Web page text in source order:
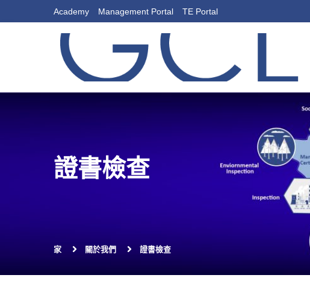
Academy Management Portal TE Portal
證書檢查
家 關於我們 證書檢查